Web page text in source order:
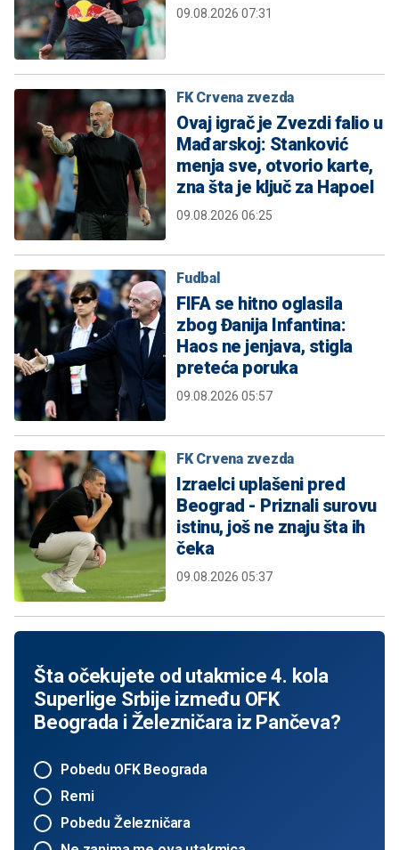
09.08.2026 07:31
FK Crvena zvezda
Ovaj igrač je Zvezdi falio u
Mađarskoj: Stanković
menja sve, otvorio karte,
zna šta je ključ za Hapoel
09.08.2026 06:25
Fudbal
FIFA se hitno oglasila
zbog Đanija Infantina:
Haos ne jenjava, stigla
preteća poruka
09.08.2026 05:57
FK Crvena zvezda
Izraelci uplašeni pred
Beograd - Priznali surovu
istinu, još ne znaju šta ih
čeka
09.08.2026 05:37
Šta očekujete od utakmice 4. kola
Superlige Srbije između OFK
Beograda i Železničara iz Pančeva?
Pobedu OFK Beograda
Remi
Pobedu Železničara